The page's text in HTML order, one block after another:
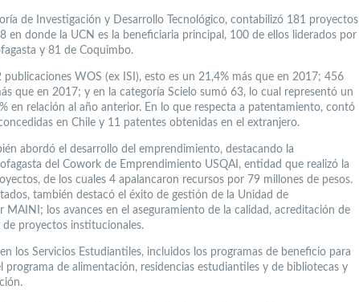
de Investigación y Desarrollo Tecnológico, contabilizó 181 proyectos
en donde la UCN es la beneficiaria principal, 100 de ellos liderados por
y 81 de Coquimbo.
publicaciones WOS (ex ISI), esto es un 21,4% más que en 2017; 456
que en 2017; y en la categoría Scielo sumó 63, lo cual representó un
en relación al año anterior. En lo que respecta a patentamiento, contó
en Chile y 11 patentes obtenidas en el extranjero.
abordó el desarrollo del emprendimiento, destacando la
del Cowork de Emprendimiento USQAI, entidad que realizó la
de los cuales 4 apalancaron recursos por 79 millones de pesos.
también destacó el éxito de gestión de la Unidad de
MAINI; los avances en el aseguramiento de la calidad, acreditación de
de proyectos institucionales.
los Servicios Estudiantiles, incluidos los programas de beneficio para
programa de alimentación, residencias estudiantiles y de bibliotecas y